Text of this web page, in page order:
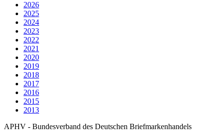
2026
2025
2024
2023
2022
2021
2020
2019
2018
2017
2016
2015
2013
APHV - Bundesverband des Deutschen Briefmarkenhandels